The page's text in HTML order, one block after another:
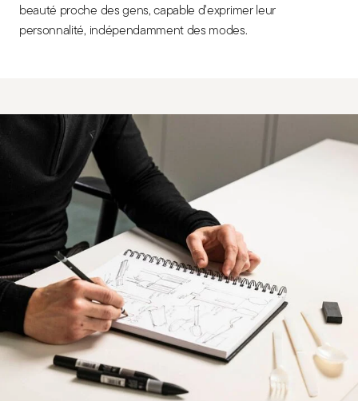
beauté proche des gens, capable d'exprimer leur
personnalité, indépendamment des modes.